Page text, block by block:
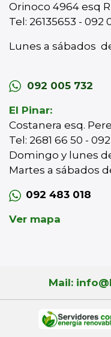
Orinoco 4964 esq
Tel: 26135653 - 092
Lunes a sábados de
092 005 732
El Pinar:
Costanera esq.
Tel: 2681 66 50 -
Domingo y lunes de
Martes a sábados
092 483 018
Ver mapa
Mail: